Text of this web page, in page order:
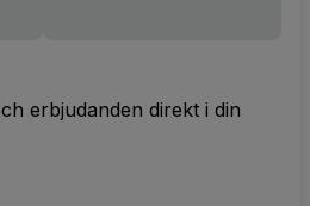
erbjudanden direkt i din